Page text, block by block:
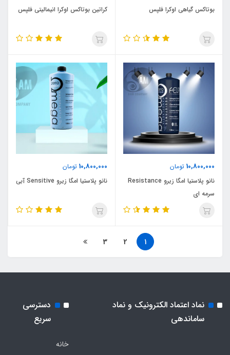
بوتاکس گیاهی اوکرا فلپس
کراتین بوتاکس اوکرا انیمالیتی فلپس
10,800,000 تومان
نانو پلاستیا امگا زیرو Resistance
سرمه ای
10,800,000 تومان
نانو پلاستیا امگا زیرو Sensitive آبی
1
2
3
نماد اعتماد الکترونیک و نماد
ساماندهی
دسترسی
سریع
خانه